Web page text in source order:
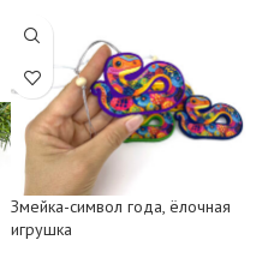
Змейка-символ года, ёлочная
игрушка